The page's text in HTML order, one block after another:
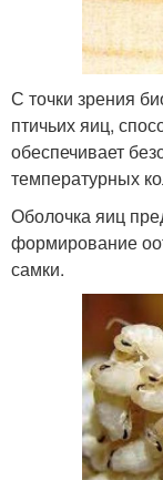
С точки зрения
птичьих яиц,
обеспечивает
температурных
Оболочка яиц
формирование
самки.